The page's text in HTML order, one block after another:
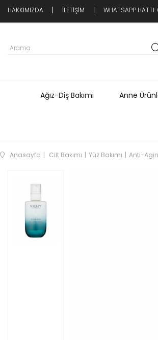
HAKKIMIZDA İLETİŞİM WHATSAPP
Ağız-Diş Bakımı Anne
Anasayfa Cilt Bakımı Yüz Bakımı Anti-